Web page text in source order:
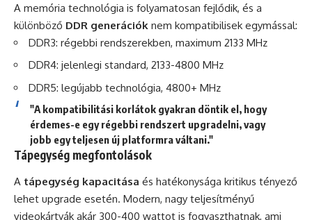
A memória technológia is folyamatosan fejlődik, és a
különböző DDR generációk nem kompatibilisek egymással:
DDR3: régebbi rendszerekben, maximum 2133 MHz
DDR4: jelenlegi standard, 2133-4800 MHz
DDR5: legújabb technológia, 4800+ MHz
"A kompatibilitási korlátok gyakran döntik el, hogy
érdemes-e egy régebbi rendszert upgradelni, vagy
jobb egy teljesen új platformra váltani."
Tápegység megfontolások
A tápegység kapacitása és hatékonysága kritikus tényező
lehet upgrade esetén. Modern, nagy teljesítményű
videokártyák akár 300-400 wattot is fogyaszthatnak, ami